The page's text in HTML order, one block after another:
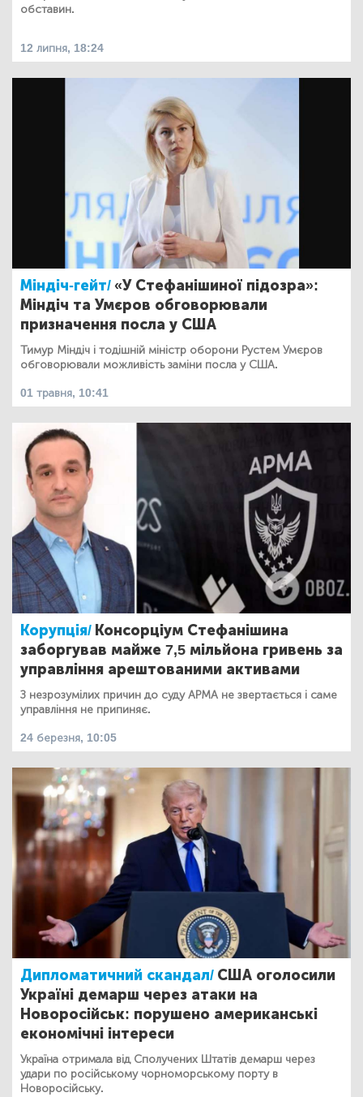
обставин.
12 липня, 18:24
Міндіч-гейт/«У Стефанішиної підозра»:
Міндіч та Умєров обговорювали
призначення посла у США
Тимур Міндіч і тодішній міністр оборони Рустем Умєров
обговорювали можливість заміни посла у США.
01 травня, 10:41
Корупція/ Консорціум Стефанішина
заборгував майже 7,5 мільйона гривень за
управління арештованими активами
З незрозумілих причин до суду АРМА не звертається і саме
управління не припиняє.
24 березня, 10:05
Дипломатичний скандал/ США оголосили
Україні демарш через атаки на
Новоросійськ: порушено американські
економічні інтереси
Україна отримала від Сполучених Штатів демарш через
удари по російському чорноморському порту в
Новоросійську.